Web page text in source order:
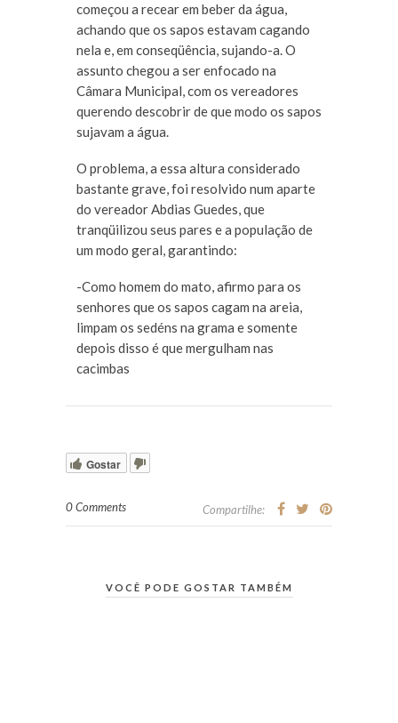
começou a recear em beber da água,
achando que os sapos estavam cagando
nela e, em conseqüência, sujando-a. O
assunto chegou a ser enfocado na
Câmara Municipal, com os vereadores
querendo descobrir de que modo os sapos
sujavam a água.
O problema, a essa altura considerado
bastante grave, foi resolvido num aparte
do vereador Abdias Guedes, que
tranqüilizou seus pares e a população de
um modo geral, garantindo:
-Como homem do mato, afirmo para os
senhores que os sapos cagam na areia,
limpam os sedéns na grama e somente
depois disso é que mergulham nas
cacimbas
Gostar
0 Comments Compartilhe:
VOCÊ PODE GOSTAR TAMBÉM